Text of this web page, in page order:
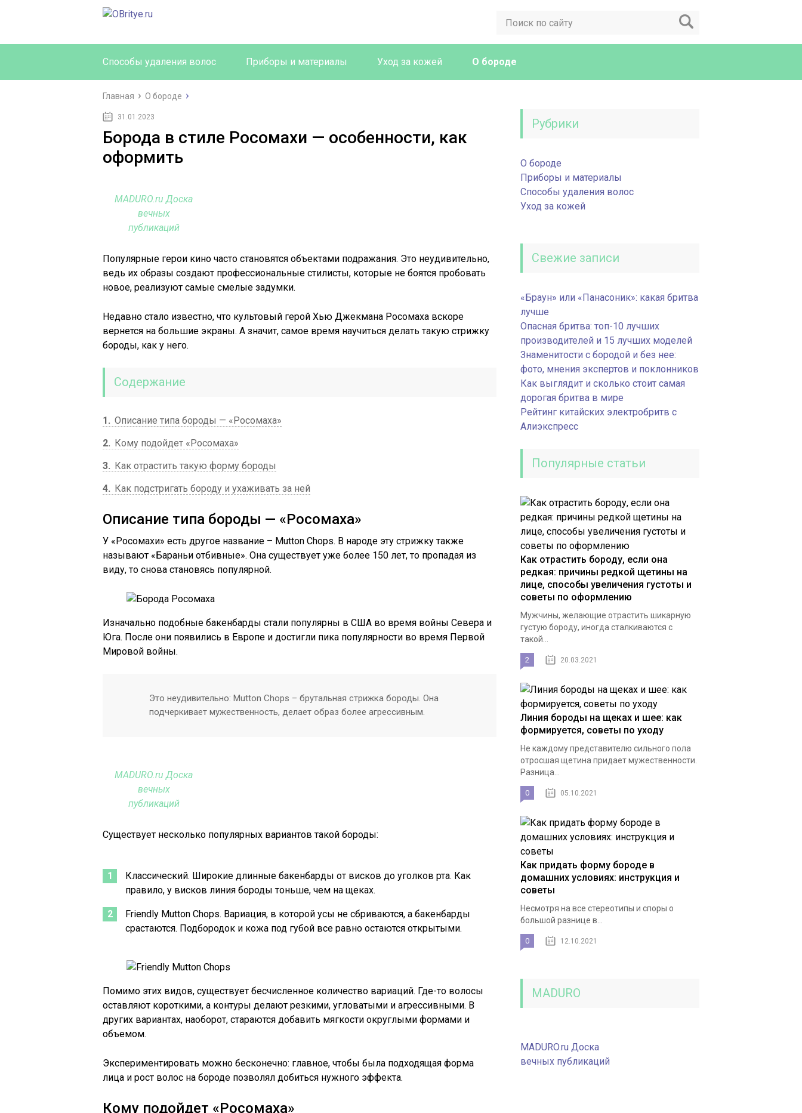
Способы удаления волос Приборы и материалы Уход за кожей О бороде
Главная О бороде
31.01.2023
Борода в стиле Росомахи — особенности, как
оформить
MADURO.ru Доска
вечных
публикаций
Популярные герои кино часто становятся объектами подражания. Это неудивительно,
ведь их образы создают профессиональные стилисты, которые не боятся пробовать
новое, реализуют самые смелые задумки.
Недавно стало известно, что культовый герой Хью Джекмана Росомаха вскоре
вернется на большие экраны. А значит, самое время научиться делать такую стрижку
бороды, как у него.
Содержание
1
Описание типа бороды — «Росомаха»
2
Кому подойдет «Росомаха»
3
Как отрастить такую форму бороды
4
Как подстригать бороду и ухаживать за ней
Описание типа бороды — «Росомаха»
У «Росомахи» есть другое название – Mutton Chops. В народе эту стрижку также
называют «Бараньи отбивные». Она существует уже более 150 лет, то пропадая из
виду, то снова становясь популярной.
Изначально подобные бакенбарды стали популярны в США во время войны Севера и
Юга. После они появились в Европе и достигли пика популярности во время Первой
Мировой войны.
Это неудивительно: Mutton Chops – брутальная стрижка бороды. Она
подчеркивает мужественность, делает образ более агрессивным.
MADURO.ru Доска
вечных
публикаций
Существует несколько популярных вариантов такой бороды:
Классический. Широкие длинные бакенбарды от висков до уголков рта. Как
правило, у висков линия бороды тоньше, чем на щеках.
Friendly Mutton Chops. Вариация, в которой усы не сбриваются, а бакенбарды
срастаются. Подбородок и кожа под губой все равно остаются открытыми.
Помимо этих видов, существует бесчисленное количество вариаций. Где-то волосы
оставляют короткими, а контуры делают резкими, угловатыми и агрессивными. В
других вариантах, наоборот, стараются добавить мягкости округлыми формами и
объемом.
Экспериментировать можно бесконечно: главное, чтобы была подходящая форма
лица и рост волос на бороде позволял добиться нужного эффекта.
Кому подойдет «Росомаха»
Рубрики
О бороде
Приборы и материалы
Способы удаления волос
Уход за кожей
Свежие записи
«Браун» или «Панасоник»: какая бритва
лучше
Опасная бритва: топ-10 лучших
производителей и 15 лучших моделей
Знаменитости с бородой и без нее:
фото, мнения экспертов и поклонников
Как выглядит и сколько стоит самая
дорогая бритва в мире
Рейтинг китайских электробритв с
Алиэкспресс
Популярные статьи
Как отрастить бороду, если она
редкая: причины редкой щетины на
лице, способы увеличения густоты и
советы по оформлению
Мужчины, желающие отрастить шикарную
густую бороду, иногда сталкиваются с
такой...
2 20.03.2021
Линия бороды на щеках и шее: как
формируется, советы по уходу
Не каждому представителю сильного пола
отросшая щетина придает мужественности.
Разница...
0 05.10.2021
Как придать форму бороде в
домашних условиях: инструкция и
советы
Несмотря на все стереотипы и споры о
большой разнице в...
0 12.10.2021
MADURO
MADURO.ru Доска
вечных публикаций